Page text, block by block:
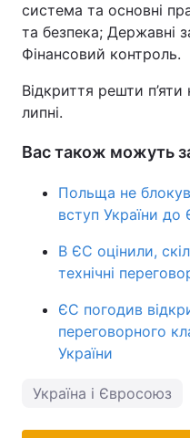
система та основні
та безпека; Державні
Фінансовий контроль.
Відкриття решти п’яти
липні.
Вас також можуть
Польща не
вступ України
В ЄС оцінили,
технічні
ЄС погодив
переговорного
України
Україна і Євросоюз